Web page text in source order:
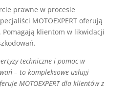
prawne w procesie
MOTOEXPERT oferują
Pomagają klientom w likwidacji
techniczne i pomoc w
– to kompleksowe usługi
MOTOEXPERT dla klientów z